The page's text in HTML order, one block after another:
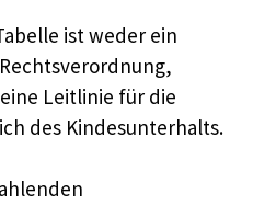
ist weder ein
Leitlinie für die
des Kindesunterhalts.